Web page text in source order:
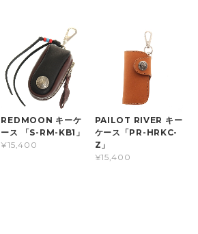
REDMOON キーケ
ース 「S-RM-KB1」
¥15,400
PAILOT RIVER キー
ケース「PR-HRKC-
Z」
¥15,400